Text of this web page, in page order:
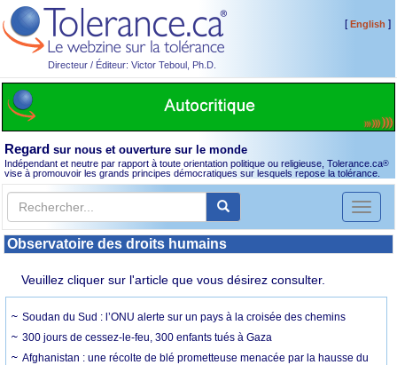
Directeur / Éditeur: Victor Teboul, Ph.D.
[English ]
Regard sur nous et ouverture sur le monde
Indépendant et neutre par rapport à toute orientation politique ou religieuse, Tolerance.ca®
vise à promouvoir les grands principes démocratiques sur lesquels repose la tolérance.
Toggle
Observatoire des droits humains
Veuillez cliquer sur l'article que vous désirez consulter.
Soudan du Sud : l’ONU alerte sur un pays à la croisée des chemins
300 jours de cessez-le-feu, 300 enfants tués à Gaza
Afghanistan : une récolte de blé prometteuse menacée par la hausse du